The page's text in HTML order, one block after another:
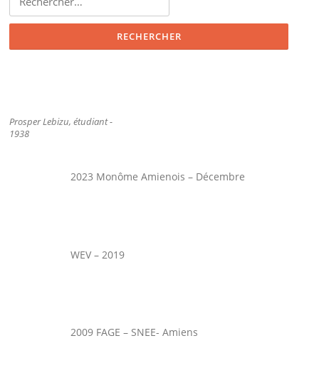
Prosper Lebizu, étudiant -
1938
2023 Monôme Amienois – Décembre
WEV – 2019
2009 FAGE – SNEE- Amiens